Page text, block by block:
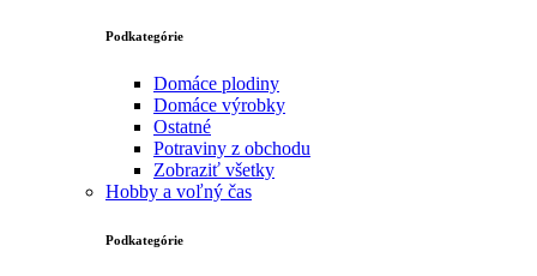
Podkategórie
Domáce plodiny
Domáce výrobky
Ostatné
Potraviny z obchodu
Zobraziť všetky
Hobby a voľný čas
Podkategórie